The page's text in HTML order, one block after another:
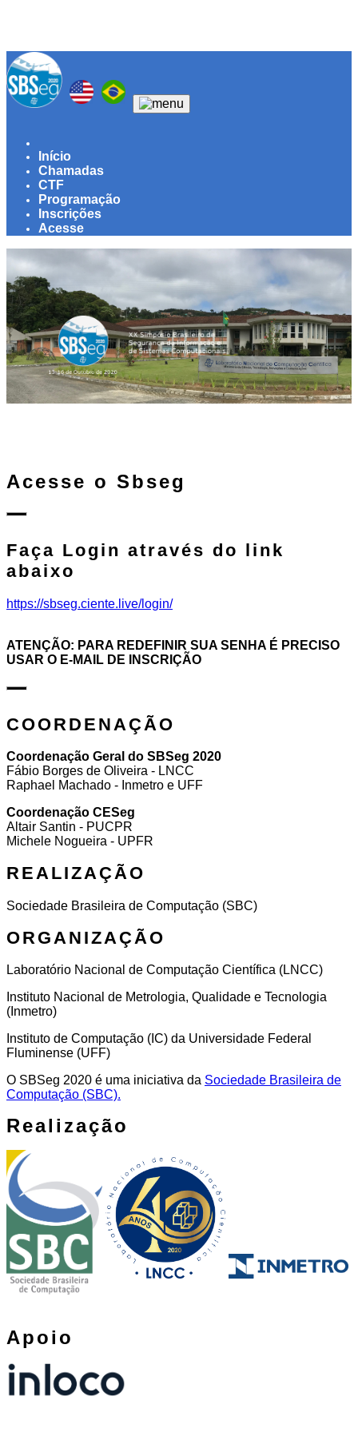
Início
Chamadas
CTF
Programação
Inscrições
Acesse
Acesse o Sbseg
Faça Login através do link
abaixo
https://sbseg.ciente.live/login/
ATENÇÃO: PARA REDEFINIR SUA SENHA É PRECISO
USAR O E-MAIL DE INSCRIÇÃO
COORDENAÇÃO
Coordenação Geral do SBSeg 2020
Fábio Borges de Oliveira - LNCC
Raphael Machado - Inmetro e UFF
Coordenação CESeg
Altair Santin - PUCPR
Michele Nogueira - UPFR
REALIZAÇÃO
Sociedade Brasileira de Computação (SBC)
ORGANIZAÇÃO
Laboratório Nacional de Computação Científica (LNCC)
Instituto Nacional de Metrologia, Qualidade e Tecnologia
(Inmetro)
Instituto de Computação (IC) da Universidade Federal
Fluminense (UFF)
O SBSeg 2020 é uma iniciativa da Sociedade Brasileira de
Computação (SBC).
Realização
Apoio